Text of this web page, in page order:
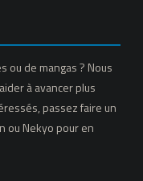
ou de mangas ? Nous
à avancer plus
passez faire un
ou Nekyo pour en